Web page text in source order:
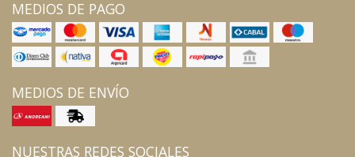
MEDIOS DE PAGO
MEDIOS DE ENVÍO
NUESTRAS REDES SOCIALES